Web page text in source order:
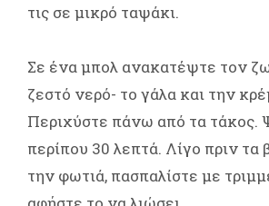
τις σε μικρό ταψάκι.
Σε ένα μπολ ανακατέψτε τον
ζεστό νερό- το γάλα και την
Περιχύστε πάνω από τα τάκος.
περίπου 30 λεπτά. Λίγο πριν τα
την φωτιά, πασπαλίστε με